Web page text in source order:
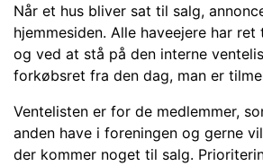
Når et hus bliver sat til salg,
hjemmesiden. Alle haveejere har
og ved at stå på den interne
forkøbsret fra den dag, man er
Ventelisten er for de medlemmer,
anden have i foreningen og gerne
der kommer noget til salg.